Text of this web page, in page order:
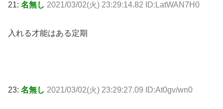
21: 名無し 2021/03/02(火) 23:29:14.82 ID:LatWAN7H0
入れる才能はある定期
23: 名無し 2021/03/02(火) 23:29:27.09 ID:At0gv/wn0